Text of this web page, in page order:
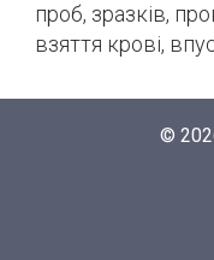
проб, зразків,
взяття крові,
©